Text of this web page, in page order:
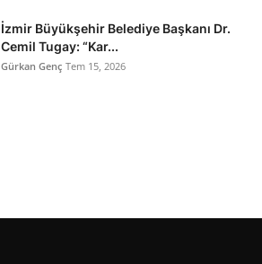
İzmir Büyükşehir Belediye Başkanı Dr.
Cemil Tugay: “Kar...
Gürkan Genç Tem 15, 2026